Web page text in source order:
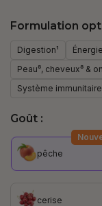
Formulation
Digestion¹
Peau⁸, cheveux⁸ &
Système
Goût :
pêche
cerise